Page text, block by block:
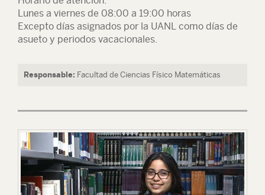
Lunes a viernes de 08:00 a 19:00 horas
Excepto días asignados por la UANL como días de
asueto y periodos vacacionales.
Responsable: Facultad de Ciencias Físico Matemáticas